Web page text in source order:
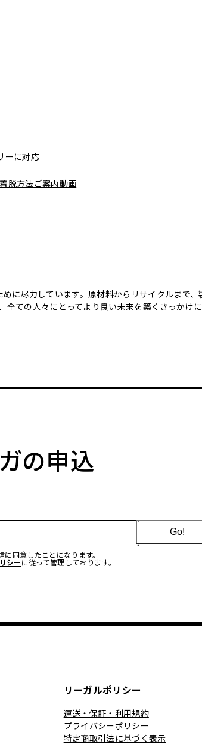
ーに対応
着脱方法ご案内動画
に尽力しています。原材料からリサイクルまで
ての人々にとってより良い未来を築くきっかけに
の申込
同意したことになります。
シー に従って管理しております。
Go!
リーガルポリシー
運送・保証・利用規約
プライバシーポリシー
特定商取引法に基づく表示